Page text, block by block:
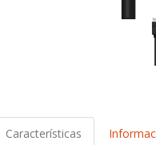
Características